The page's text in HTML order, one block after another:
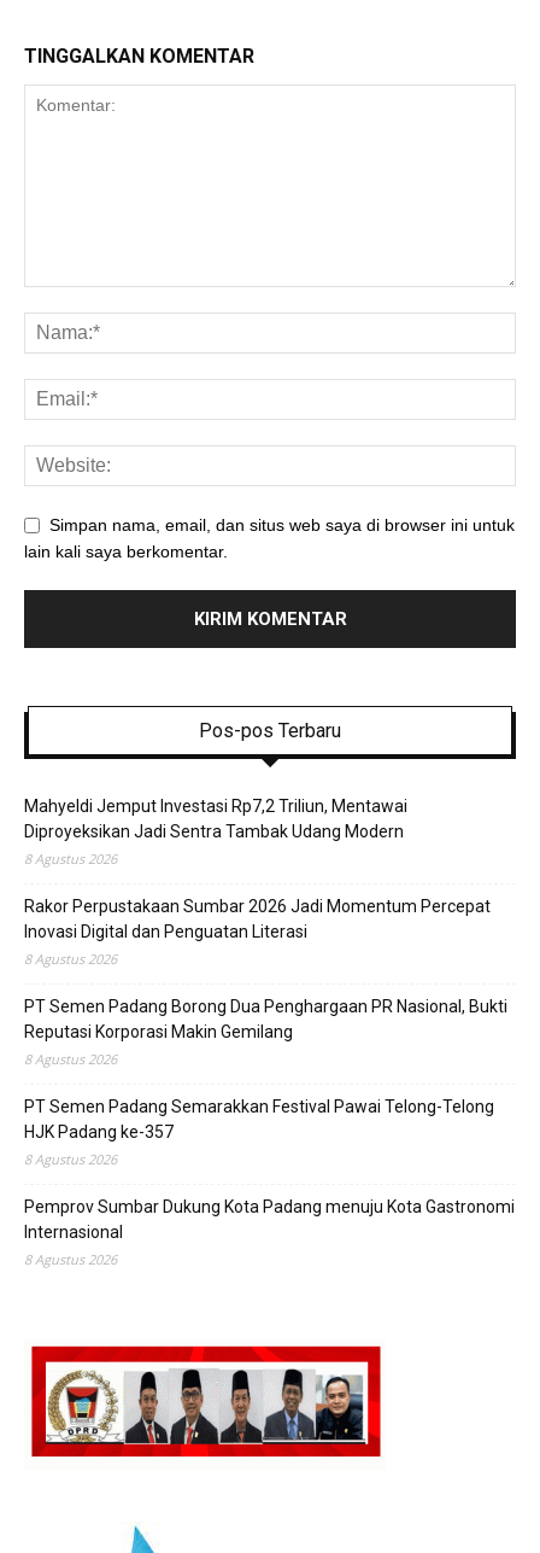
TINGGALKAN KOMENTAR
Simpan nama, email, dan situs web saya di browser ini untuk
lain kali saya berkomentar.
Pos-pos Terbaru
Mahyeldi Jemput Investasi Rp7,2 Triliun, Mentawai
Diproyeksikan Jadi Sentra Tambak Udang Modern
8 Agustus 2026
Rakor Perpustakaan Sumbar 2026 Jadi Momentum Percepat
Inovasi Digital dan Penguatan Literasi
8 Agustus 2026
PT Semen Padang Borong Dua Penghargaan PR Nasional, Bukti
Reputasi Korporasi Makin Gemilang
8 Agustus 2026
PT Semen Padang Semarakkan Festival Pawai Telong-Telong
HJK Padang ke-357
8 Agustus 2026
Pemprov Sumbar Dukung Kota Padang menuju Kota Gastronomi
Internasional
8 Agustus 2026